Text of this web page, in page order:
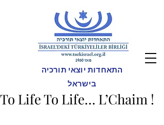
התאחדות יוצאי תורכיה
בישראל
To Life To Life… L’Chaim !